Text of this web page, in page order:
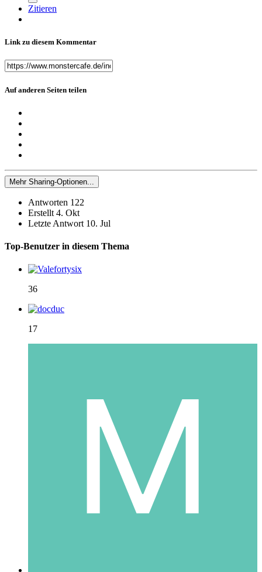
Zitieren
Link zu diesem Kommentar
Auf anderen Seiten teilen
Mehr Sharing-Optionen...
Antworten 122
Erstellt 4. Okt
Letzte Antwort 10. Jul
Top-Benutzer in diesem Thema
36
17